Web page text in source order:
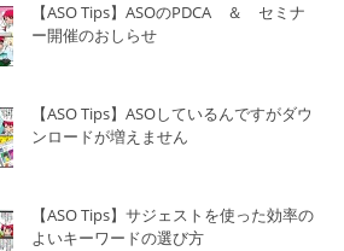
【ASO Tips】ASOのPDCA ＆ セミナ
ー開催のおしらせ
【ASO Tips】ASOしているんですがダウ
ンロードが増えません
【ASO Tips】サジェストを使った効率の
よいキーワードの選び方